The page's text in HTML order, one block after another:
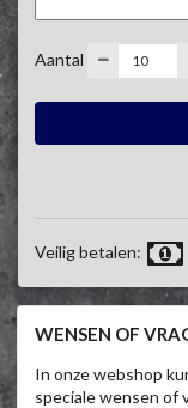
Aantal
Veilig betalen:
WENSEN OF
In onze webshop
speciale wensen of